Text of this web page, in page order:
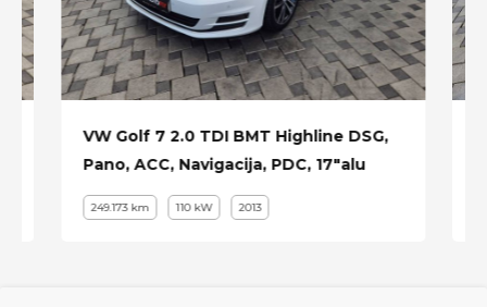
El. podesiva kožna sjedala
Memorija sjedala
Grijanje i hlađenje sjedala
Tempomat
Automatska klima
Navigacija
VW Golf 7 2.0 TDI BMT Highline DSG,
Pano, ACC, Navigacija, PDC, 17"alu
249.173 km 110 kW 2013